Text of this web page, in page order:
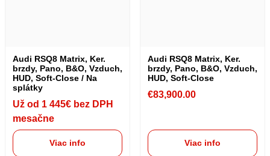
Audi RSQ8 Matrix, Ker.
brzdy, Pano, B&O, Vzduch,
HUD, Soft-Close / Na
splátky
Už od 1 445€ bez DPH
mesačne
Viac info
Audi RSQ8 Matrix, Ker.
brzdy, Pano, B&O, Vzduch,
HUD, Soft-Close
€83,900.00
Viac info